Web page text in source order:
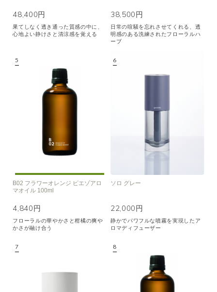
48,400円
果てしなく透き通った質感の中に、
心地よい静けさと清涼感を覚える
38,500円
日常の喧騒を忘れさせてくれる、透
明感のある洗練されたフローラルハ
ーブ
B02 フラワーオレンジ ピエゾアロ
マオイル 100ml
4,840円
フローラルの華やかさと柑橘の爽や
かさが融け合う
ソロ グレー
22,000円
静かでパワフルな噴霧を実現したア
ロマディフューザー